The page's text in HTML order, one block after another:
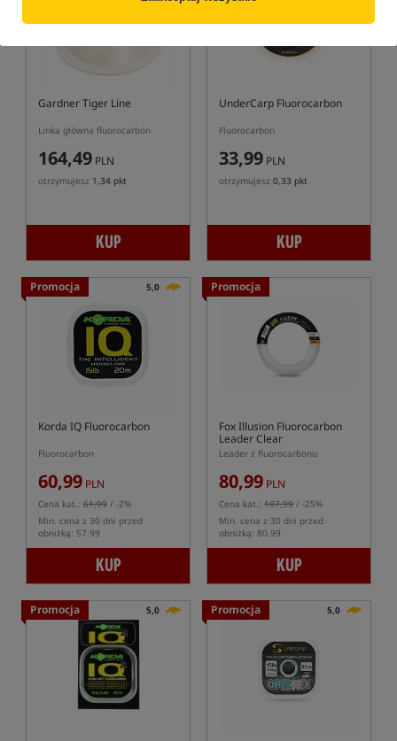
Gardner Tiger Line
Linka główna fluorocarbon
164,49 PLN
otrzymujesz 1,34 pkt
KUP
UnderCarp Fluorocarbon
Fluorocarbon
33,99 PLN
otrzymujesz 0,33 pkt
KUP
Promocja 5,0
Korda IQ Fluorocarbon
Fluorocarbon
60,99 PLN
Cena kat.: 61,99 / -2%
Min. cena z 30 dni przed
obniżką: 57.99
KUP
Promocja
Fox Illusion Fluorocarbon
Leader Clear
Leader z fluorocarbonu
80,99 PLN
Cena kat.: 107,99 / -25%
Min. cena z 30 dni przed
obniżką: 80.99
KUP
Promocja 5,0 Promocja 5,0